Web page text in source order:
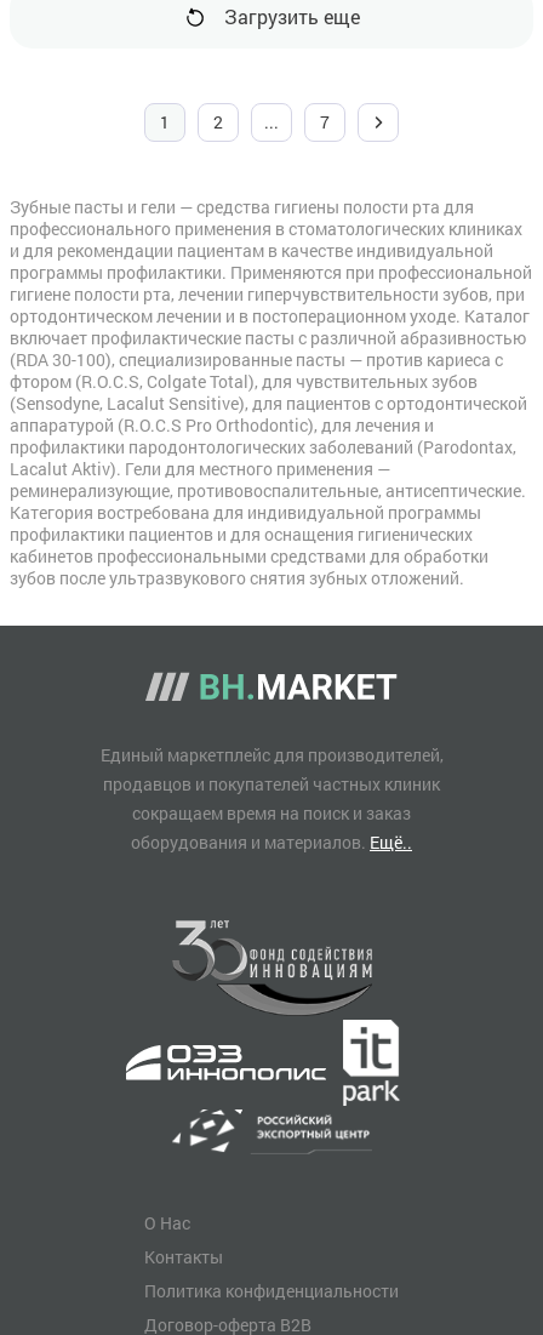
Загрузить еще
1 2 ... 7
Зубные пасты и гели — средства гигиены полости рта для
профессионального применения в стоматологических клиниках
и для рекомендации пациентам в качестве индивидуальной
программы профилактики. Применяются при профессиональной
гигиене полости рта, лечении гиперчувствительности зубов, при
ортодонтическом лечении и в постоперационном уходе. Каталог
включает профилактические пасты с различной абразивностью
(RDA 30-100), специализированные пасты — против кариеса с
фтором (R.O.C.S, Colgate Total), для чувствительных зубов
(Sensodyne, Lacalut Sensitive), для пациентов с ортодонтической
аппаратурой (R.O.C.S Pro Orthodontic), для лечения и
профилактики пародонтологических заболеваний (Parodontax,
Lacalut Aktiv). Гели для местного применения —
реминерализующие, противовоспалительные, антисептические.
Категория востребована для индивидуальной программы
профилактики пациентов и для оснащения гигиенических
кабинетов профессиональными средствами для обработки
зубов после ультразвукового снятия зубных отложений.
Единый маркетплейс для производителей,
продавцов и покупателей частных клиник
сокращаем время на поиск и заказ
оборудования и материалов. Ещё..
О Нас
Контакты
Политика конфиденциальности
Договор-оферта B2B